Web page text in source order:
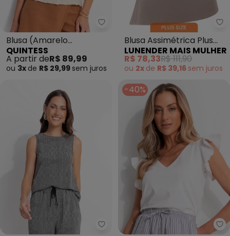
Quintess - Blusa (Amarelo
Blusa (Amarelo
Manteiga) em Malha
Texturizada
QUINTESS
A partir deR$ 89,99
ou 3x de R$ 29,99 sem juros
Blusa Assimétrica Plus
Size sem Mangas (Cinza)
LUNENDER MAIS MULHER
R$ 78,33R$ 111,90
ou 2x de R$ 39,16 sem juros
Quintess - Blusa (Espinha de
-40%